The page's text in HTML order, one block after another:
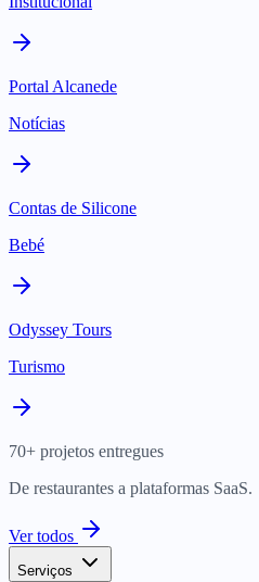
Portal Alcanede
Notícias
Contas de Silicone
Bebé
Odyssey Tours
Turismo
70+ projetos entregues
De restaurantes a plataformas SaaS.
Ver todos
Serviços